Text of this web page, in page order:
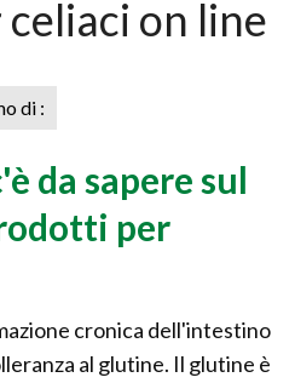
on line
di :
da sapere sul
per
cronica dell'intestino
al glutine. Il glutine è